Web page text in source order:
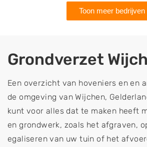
Toon meer bedrijven
Grondverzet
Een overzicht van hoveniers en en
de omgeving van Wijchen,
kunt voor alles dat te maken heeft
en grondwerk, zoals het afgraven,
egaliseren van uw tuin of het